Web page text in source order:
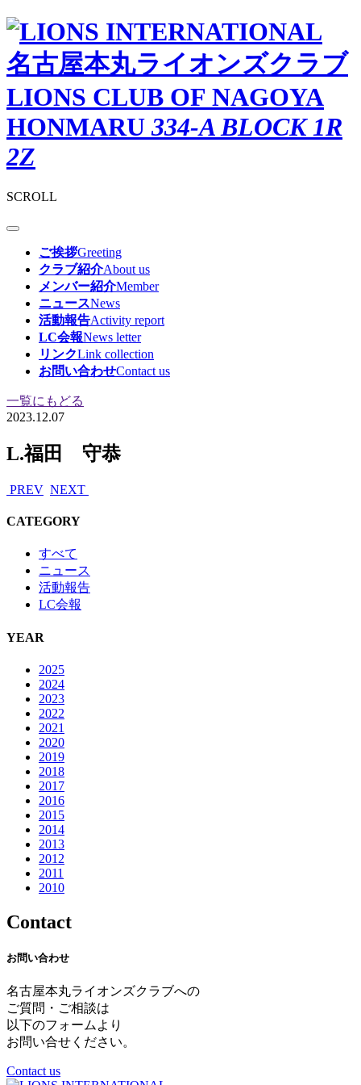
名古屋本丸ライオンズクラブ
LIONS CLUB OF NAGOYA
HONMARU 334-A BLOCK 1R
2Z
SCROLL
ご挨拶Greeting
クラブ紹介About us
メンバー紹介Member
ニュースNews
活動報告Activity report
LC会報News letter
リンクLink collection
お問い合わせContact us
一覧にもどる
2023.12.07
L.福田 守恭
PREV NEXT
CATEGORY
すべて
ニュース
活動報告
LC会報
YEAR
2025
2024
2023
2022
2021
2020
2019
2018
2017
2016
2015
2014
2013
2012
2011
2010
Contact
お問い合わせ
名古屋本丸ライオンズクラブへの
ご質問・ご相談は
以下のフォームより
お問い合せください。
Contact us